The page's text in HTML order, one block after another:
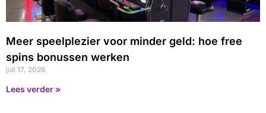
Meer speelplezier voor minder geld: hoe free
spins bonussen werken
juli 17, 2026
Lees verder »